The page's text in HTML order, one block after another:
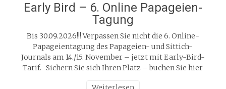
Early Bird – 6. Online Papageien-
Tagung
Bis 30.09.2026!!! Verpassen Sie nicht die 6. Online-
Papageientagung des Papageien- und Sittich-
Journals am 14./15. November – jetzt mit Early-Bird-
Tarif. Sichern Sie sich Ihren Platz – buchen Sie hier